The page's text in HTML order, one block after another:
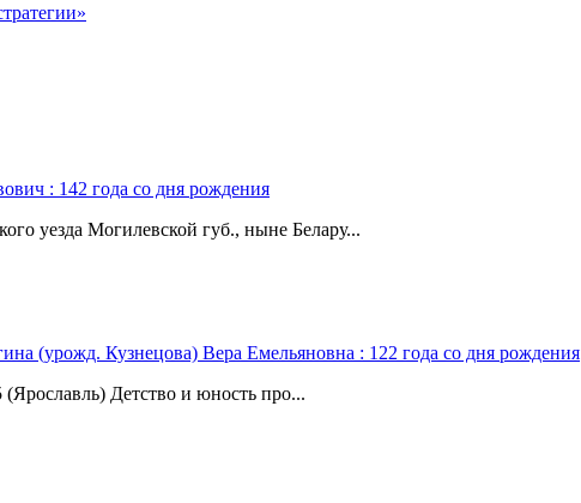
: 142 года со дня рождения
уезда Могилевской губ., ныне Белару...
(урожд. Кузнецова) Вера Емельяновна : 122 года со дня рождения
Детство и юность про...